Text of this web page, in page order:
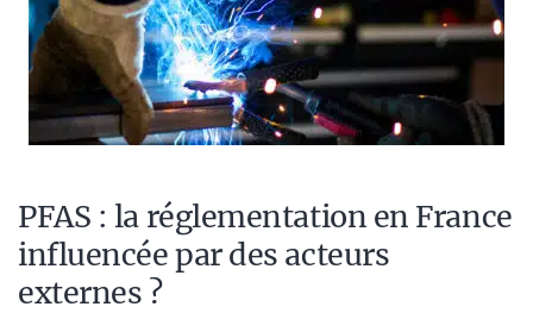
PFAS : la réglementation en France
influencée par des acteurs
externes ?